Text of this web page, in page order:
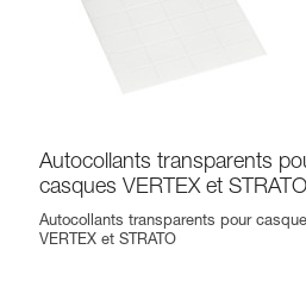
Autocollants transparents
casques VERTEX et STRATO
Autocollants transparents pour
VERTEX et STRATO